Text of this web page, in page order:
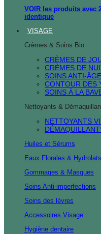
VOIR les produits avec
identique
VISAGE
Crèmes & Soins Bio
CRÈMES DE
CRÈMES DE
SOINS ANTI-
CONTOUR DES
SOINS À LA
Nettoyants &
NETTOYANTS
Huiles et Sérums
Eaux Florales & Hydrolats
Gommages & Masques
Soins Anti-imperfections
Soins des lèvres
Accessoires Visage
Hygiène dentaire